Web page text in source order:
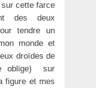
cette farce
des deux
tendre un
monde et
droïdes de
oblige) sur
figure et mes